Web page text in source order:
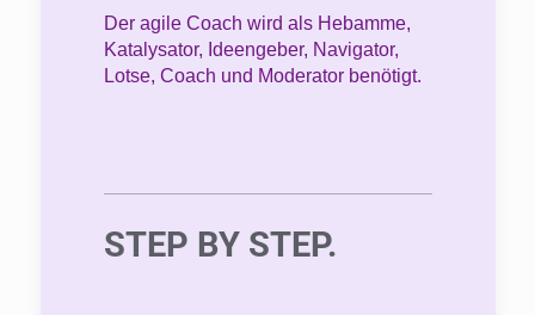
Der agile Coach wird als Hebamme,
Katalysator, Ideengeber, Navigator,
Lotse, Coach und Moderator benötigt.
STEP BY STEP.